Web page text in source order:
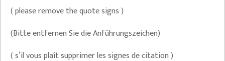
( please remove the quote signs )
(Bitte entfernen Sie die Anführungszeichen)
( s’il vous plaît supprimer les signes de citation )